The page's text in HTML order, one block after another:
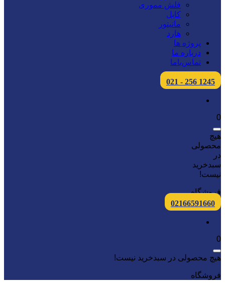
فلش مموری
کابل
مانیتور
هارد
پروژه ها
درباره ما
تماس‌باما
1245 256 - 021
0
هیچ
محصولی
در
سبدخرید
نیست!
فروشگاه
02166591660
0
هیچ محصولی در سبدخرید نیست!
فروشگاه